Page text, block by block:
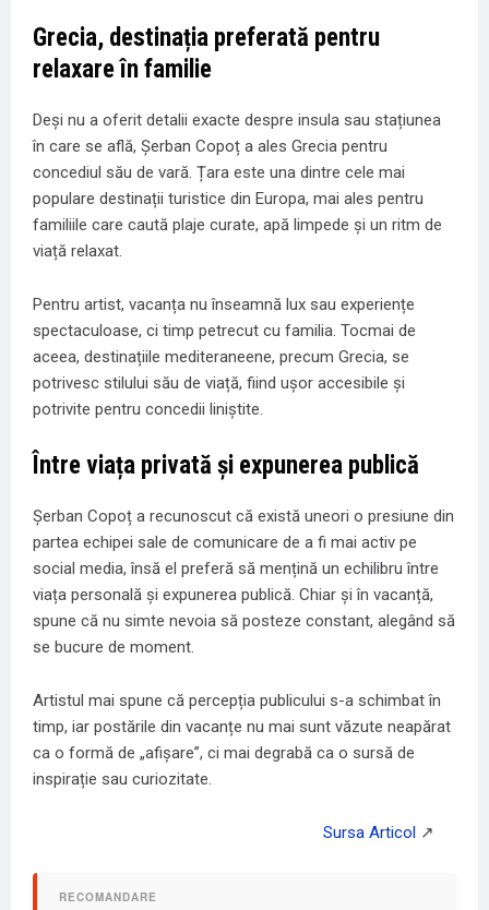
Grecia, destinația preferată pentru
relaxare în familie
Deși nu a oferit detalii exacte despre insula sau stațiunea
în care se află, Șerban Copoț a ales Grecia pentru
concediul său de vară. Țara este una dintre cele mai
populare destinații turistice din Europa, mai ales pentru
familiile care caută plaje curate, apă limpede și un ritm de
viață relaxat.
Pentru artist, vacanța nu înseamnă lux sau experiențe
spectaculoase, ci timp petrecut cu familia. Tocmai de
aceea, destinațiile mediteraneene, precum Grecia, se
potrivesc stilului său de viață, fiind ușor accesibile și
potrivite pentru concedii liniștite.
Între viața privată și expunerea publică
Șerban Copoț a recunoscut că există uneori o presiune din
partea echipei sale de comunicare de a fi mai activ pe
social media, însă el preferă să mențină un echilibru între
viața personală și expunerea publică. Chiar și în vacanță,
spune că nu simte nevoia să posteze constant, alegând să
se bucure de moment.
Artistul mai spune că percepția publicului s-a schimbat în
timp, iar postările din vacanțe nu mai sunt văzute neapărat
ca o formă de „afișare”, ci mai degrabă ca o sursă de
inspirație sau curiozitate.